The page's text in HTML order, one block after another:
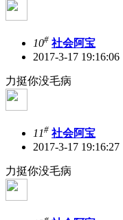
10# 社会阿宝
2017-3-17 19:16:06
力挺你没毛病
11# 社会阿宝
2017-3-17 19:16:27
力挺你没毛病